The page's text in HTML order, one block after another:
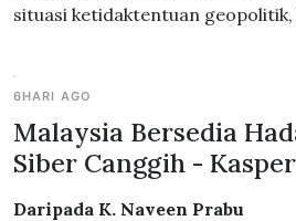
situasi ketidaktentuan geopolitik,
6HARI AGO
Malaysia Bersedia
Siber Canggih -
Daripada K. Naveen Prabu